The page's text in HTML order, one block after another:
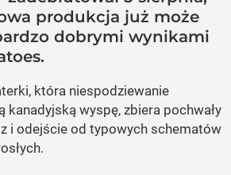
produkcja już może
dobrymi wynikami
która niespodziewanie
kanadyjską wyspę, zbiera pochwały
i odejście od typowych schematów